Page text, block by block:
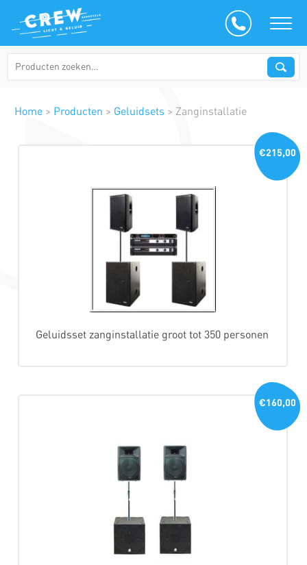
Home> Producten > Geluidsets > Zanginstallatie
Geluidsset zanginstallatie groot tot 350 personen
€215,00
€160,00